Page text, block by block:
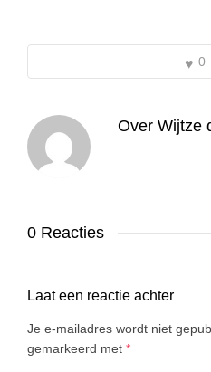
0
Over Wijtze
0 Reacties
Laat een reactie achter
Je e-mailadres wordt niet
gemarkeerd met *